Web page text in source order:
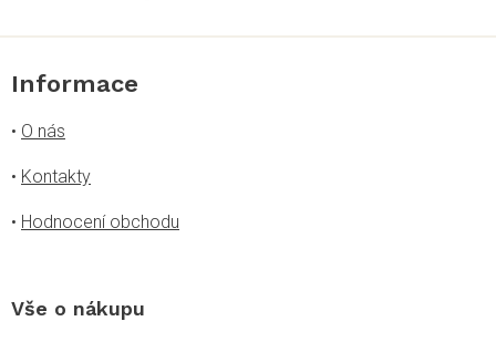
Informace
• O nás
• Kontakty
• Hodnocení obchodu
Vše o nákupu